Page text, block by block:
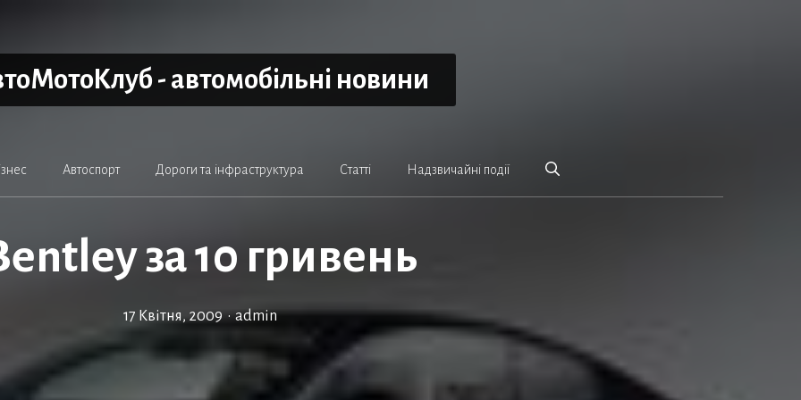
- автомобільні новини
Автоспорт Дороги та інфраструктура Статті Надзвичайні події
за 10 гривень
17 Квітня, 2009 • admin